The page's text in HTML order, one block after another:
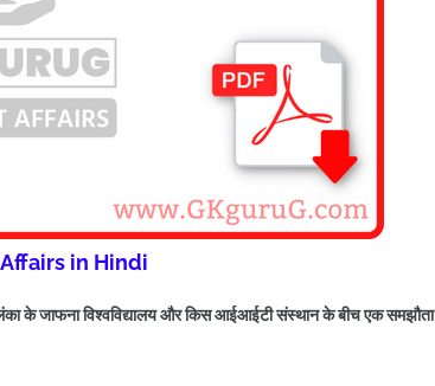
in Hindi
के जाफना विश्वविद्यालय और किस आईआईटी संस्थान के बीच एक समझौता